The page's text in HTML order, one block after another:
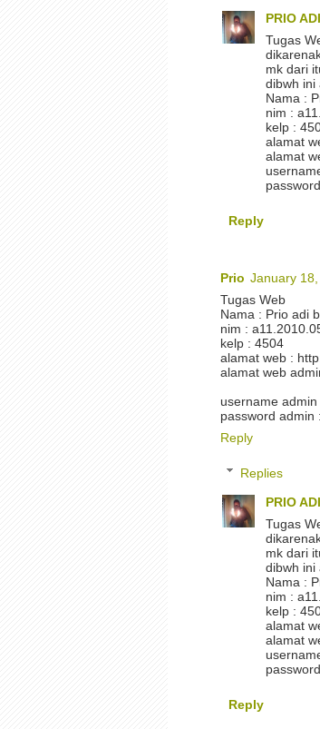
PRIO
Tugas
mk dari
dibwh ini
Nama :
nim :
kelp :
alamat
alamat
Reply
Prio January
Tugas Web
Nama : Prio adi
nim :
kelp : 4504
alamat web :
alamat web
username
password admin
Reply
Replies
PRIO
Tugas
mk dari
dibwh ini
Nama :
nim :
kelp :
alamat
alamat
Reply